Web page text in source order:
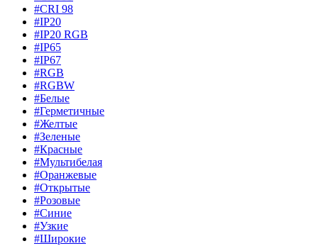
#CRI 98
#IP20
#IP20 RGB
#IP65
#IP67
#RGB
#RGBW
#Белые
#Герметичные
#Желтые
#Зеленые
#Красные
#Мультибелая
#Оранжевые
#Открытые
#Розовые
#Синие
#Узкие
#Широкие